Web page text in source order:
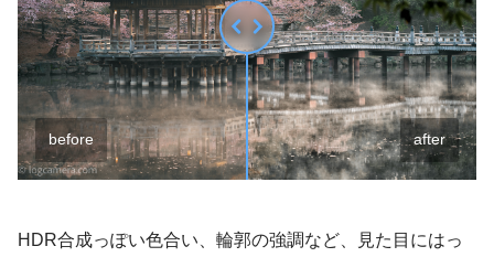
before after
HDR合成っぽい色合い、輪郭の強調など、見た目にはっ